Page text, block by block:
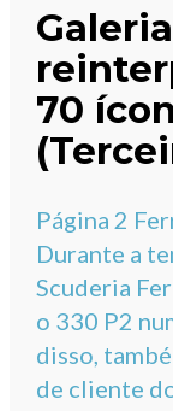
70
Página 2
Durante a
Scuderia
o 330 P2
disso,
de cliente